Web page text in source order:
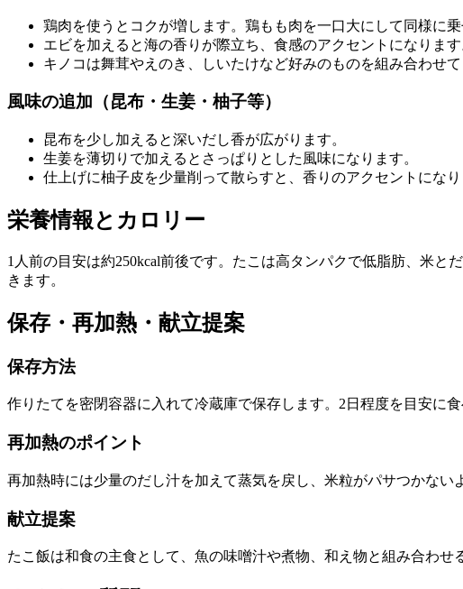
鶏肉を使うとコクが増します。鶏もも肉を一口大にして同様に乗
エビを加えると海の香りが際立ち、食感のアクセントになります
キノコは舞茸やえのき、しいたけなど好みのものを組み合わせて
風味の追加（昆布・生姜・柚子等）
昆布を少し加えると深いだし香が広がります。
生姜を薄切りで加えるとさっぱりとした風味になります。
仕上げに柚子皮を少量削って散らすと、香りのアクセントになり
栄養情報とカロリー
1人前の目安は約250kcal前後です。たこは高タンパクで低脂肪、米
きます。
保存・再加熱・献立提案
保存方法
作りたてを密閉容器に入れて冷蔵庫で保存します。2日程度を目安に食
再加熱のポイント
再加熱時には少量のだし汁を加えて蒸気を戻し、米粒がパサつかない
献立提案
たこ飯は和食の主食として、魚の味噌汁や煮物、和え物と組み合わせ